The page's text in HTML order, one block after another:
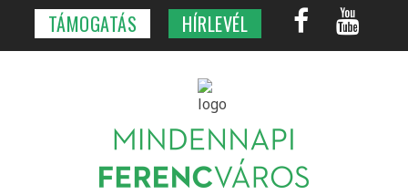
TÁMOGATÁS HÍRLEVÉL